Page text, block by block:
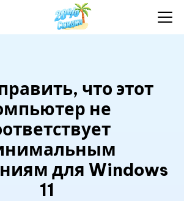
что этот
не
для Windows
11